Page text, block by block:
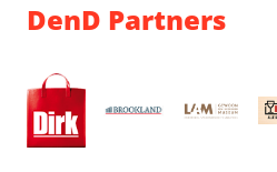
DenD Partners